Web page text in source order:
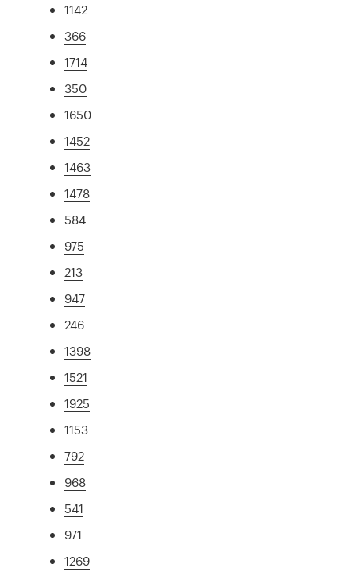
1142
366
1714
350
1650
1452
1463
1478
584
975
213
947
246
1398
1521
1925
1153
792
968
541
971
1269